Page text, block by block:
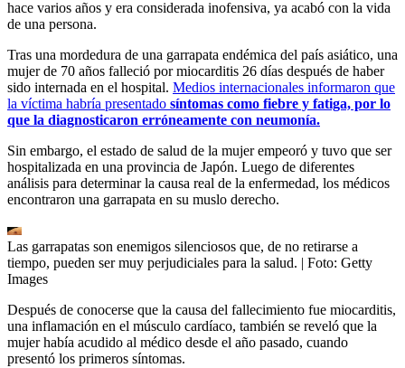
hace varios años y era considerada inofensiva, ya acabó con la vida
de una persona.
Tras una mordedura de una garrapata endémica del país asiático, una
mujer de 70 años falleció por miocarditis 26 días después de haber
sido internada en el hospital. Medios internacionales informaron que
la víctima habría presentado síntomas como fiebre y fatiga, por lo
que la diagnosticaron erróneamente con neumonía.
Sin embargo, el estado de salud de la mujer empeoró y tuvo que ser
hospitalizada en una provincia de Japón. Luego de diferentes
análisis para determinar la causa real de la enfermedad, los médicos
encontraron una garrapata en su muslo derecho.
Las garrapatas son enemigos silenciosos que, de no retirarse a
tiempo, pueden ser muy perjudiciales para la salud. | Foto: Getty
Images
Después de conocerse que la causa del fallecimiento fue miocarditis,
una inflamación en el músculo cardíaco, también se reveló que la
mujer había acudido al médico desde el año pasado, cuando
presentó los primeros síntomas.